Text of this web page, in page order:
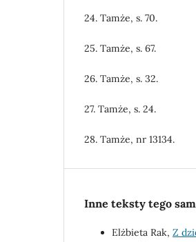
24. Tamże, s. 70.
25. Tamże, s. 67.
26. Tamże, s. 32.
27. Tamże, s. 24.
28. Tamże, nr 13134.
Inne teksty tego
Elżbieta Rak, Z